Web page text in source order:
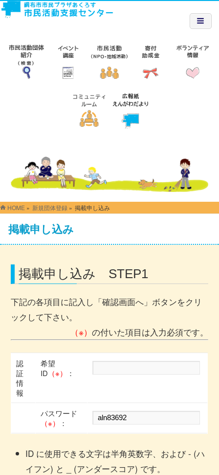
HOME » 新規団体登録 » 掲載申し込み
掲載申し込み
掲載申し込み STEP1
下記の各項目に記入し「確認画面へ」ボタンをクリ
ックして下さい。
（※） の付いた項目は入力必須です。
認
証
情
報
希望
ID （※） ：
パスワード
（※）
：
ID に使用できる文字は半角英数字、および - (ハ
イフン) と _ (アンダースコア) です。